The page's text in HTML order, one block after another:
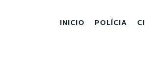
INICIO POLÍCIA